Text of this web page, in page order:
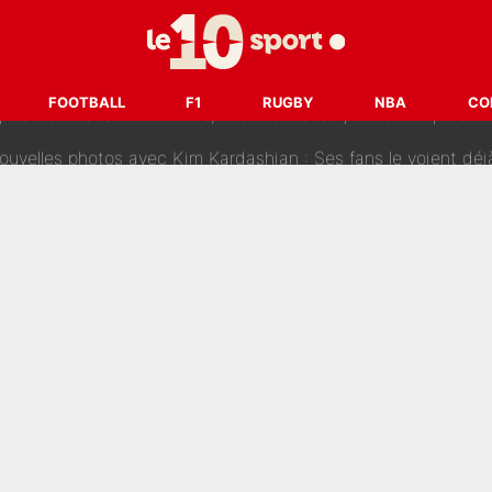
FOOTBALL F1 RUGBY NBA
à un gros coup à jouer en équipe de France :
: Déterminé, le double champion d'Europe en titre est prêt à lâcher 40M€